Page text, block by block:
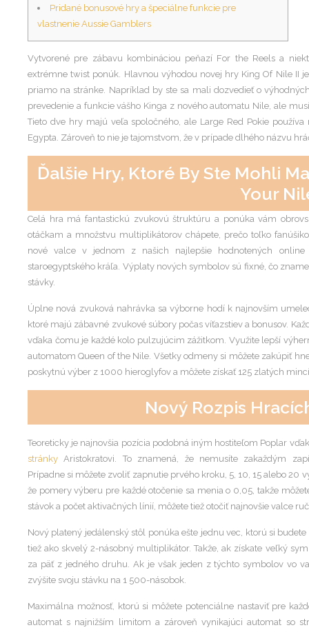
Pridané bonusové hry a špeciálne funkcie pre
vlastnenie Aussie Gamblers
Vytvorené pre zábavu kombináciou peňazí For the Reels a
extrémne twist ponúk. Hlavnou výhodou novej hry King Of Nile II
priamo na stránke. Napríklad by ste sa mali dozvedieť o
prevedenie a funkcie vášho Kinga z nového automatu Nile, ale
Tieto dve hry majú veľa spoločného, ale Large Red Pokie
Egypta. Zároveň to nie je tajomstvom, že v prípade dlhého názvu
Ďalšie Hry, Ktoré By Ste Mohli
Your
Celá hra má fantastickú zvukovú štruktúru a ponúka vám
otáčkam a množstvu multiplikátorov chápete, prečo toľko
nové valce v jednom z našich najlepšie hodnotených
staroegyptského kráľa. Výplaty nových symbolov sú fixné, čo
stávky.
Úplne nová zvuková nahrávka sa výborne hodí k najnovším
ktoré majú zábavné zvukové súbory počas víťazstiev a bonusov.
vďaka čomu je každé kolo pulzujúcim zážitkom. Využite lepší
automatom Queen of the Nile. Všetky odmeny si môžete zakúpiť
poskytnú výber z 1000 hieroglyfov a môžete získať 125 zlatých
Nový Rozpis
Teoreticky je najnovšia pozícia podobná iným hostiteľom Poplar
stránky Aristokratovi. To znamená, že nemusíte zakaždým
Prípadne si môžete zvoliť zapnutie prvého kroku, 5, 10, 15 alebo 20
že pomery výberu pre každé otočenie sa menia o 0,05, takže
stávok a počet aktivačných línií, môžete tiež otočiť najnovšie valce
Nový platený jedálenský stôl ponúka ešte jednu vec, ktorú si
tiež ako skvelý 2-násobný multiplikátor. Takže, ak získate veľký
za päť z jedného druhu. Ak je však jeden z týchto symbolov vo
zvýšite svoju stávku na 1 500-násobok.
Maximálna možnosť, ktorú si môžete potenciálne nastaviť pre
automat s najnižším limitom a zároveň vynikajúci automat so